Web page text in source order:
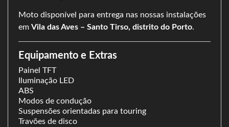
Moto disponível para entrega nas nossas instalações
em Vila das Aves – Santo Tirso, distrito do Porto.
Equipamento e Extras
Painel TFT
Iluminação LED
ABS
Modos de condução
Suspensões orientadas para touring
Travões de disco